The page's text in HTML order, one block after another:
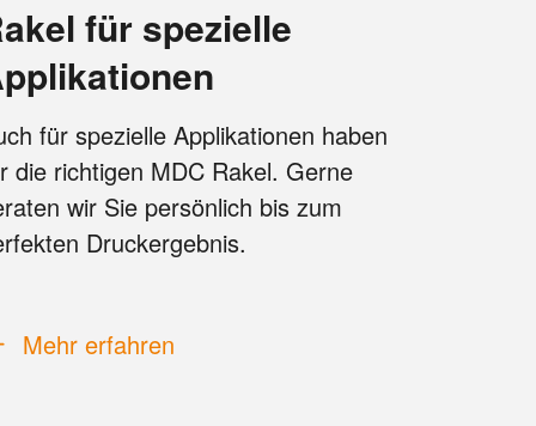
für spezielle Applikationen haben
die richtigen MDC Rakel. Gerne
wir Sie persönlich bis zum
Druckergebnis.
Mehr erfahren